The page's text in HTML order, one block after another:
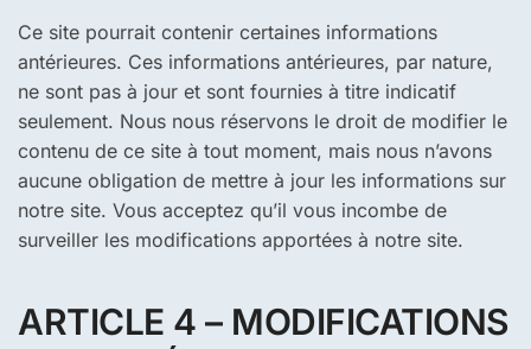
Ce site pourrait contenir certaines informations
antérieures. Ces informations antérieures, par nature,
ne sont pas à jour et sont fournies à titre indicatif
seulement. Nous nous réservons le droit de modifier le
contenu de ce site à tout moment, mais nous n’avons
aucune obligation de mettre à jour les informations sur
notre site. Vous acceptez qu’il vous incombe de
surveiller les modifications apportées à notre site.
ARTICLE 4 – MODIFICATIONS